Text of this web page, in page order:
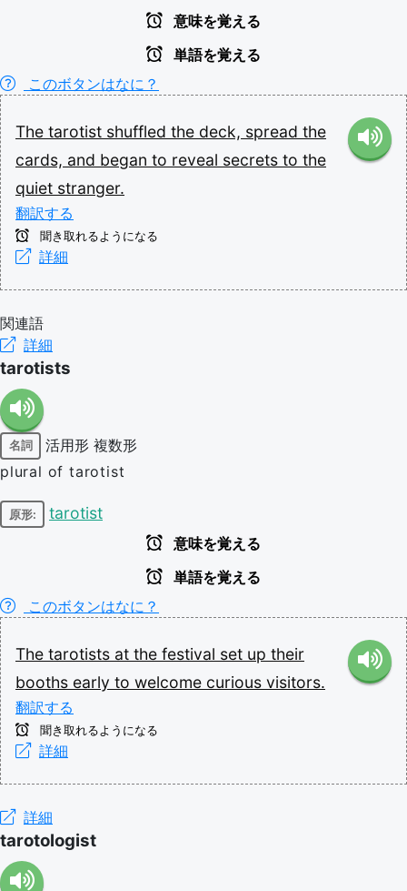
意味を覚える
単語を覚える
このボタンはなに？
The tarotist shuffled the deck, spread the
cards, and began to reveal secrets to the
quiet stranger.
翻訳する
聞き取れるようになる
詳細
関連語
詳細
tarotists
名詞 活用形 複数形
plural of tarotist
原形: tarotist
意味を覚える
単語を覚える
このボタンはなに？
The tarotists at the festival set up their
booths early to welcome curious visitors.
翻訳する
聞き取れるようになる
詳細
詳細
tarotologist